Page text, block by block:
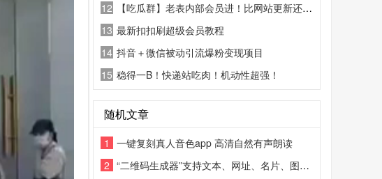
12
【吃瓜群】老表内部会员进！比网站更新还精彩！
13 最新扣扣刷超级会员教程
14 抖音＋微信被动引流爆粉变现项目
15 稳得一B！快递站吃肉！机动性超强！
随机文章
1
一键复刻真人音色app 高清自然有声朗读
2 “二维码生成器”支持文本、网址、名片、图片等多格式内容一键转为二维码